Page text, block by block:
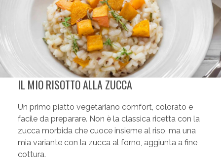
IL MIO RISOTTO ALLA ZUCCA
Un primo piatto vegetariano comfort, colorato e
facile da preparare. Non è la classica ricetta con la
zucca morbida che cuoce insieme al riso, ma una
mia variante con la zucca al forno, aggiunta a fine
cottura.